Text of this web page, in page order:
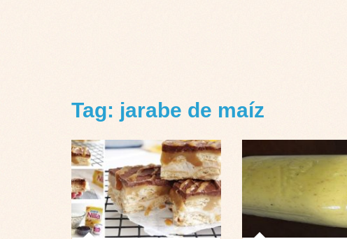
Tag: jarabe de maíz